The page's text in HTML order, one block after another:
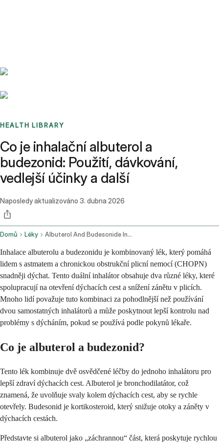
HEALTH LIBRARY
Co je inhalační albuterol a
budezonid: Použití, dávkování,
vedlejší účinky a další
Naposledy aktualizováno 3. dubna 2026
Domů Léky Albuterol And Budesonide Inhalation Route
Inhalace albuterolu a budezonidu je kombinovaný lék, který pomáhá
lidem s astmatem a chronickou obstrukční plicní nemocí (CHOPN)
snadněji dýchat. Tento duální inhalátor obsahuje dva různé léky, které
spolupracují na otevření dýchacích cest a snížení zánětu v plicích.
Mnoho lidí považuje tuto kombinaci za pohodlnější než používání
dvou samostatných inhalátorů a může poskytnout lepší kontrolu nad
problémy s dýcháním, pokud se používá podle pokynů lékaře.
Co je albuterol a budezonid?
Tento lék kombinuje dvě osvědčené léčby do jednoho inhalátoru pro
lepší zdraví dýchacích cest. Albuterol je bronchodilatátor, což
znamená, že uvolňuje svaly kolem dýchacích cest, aby se rychle
otevřely. Budesonid je kortikosteroid, který snižuje otoky a záněty v
dýchacích cestách.
Představte si albuterol jako „záchrannou“ část, která poskytuje rychlou